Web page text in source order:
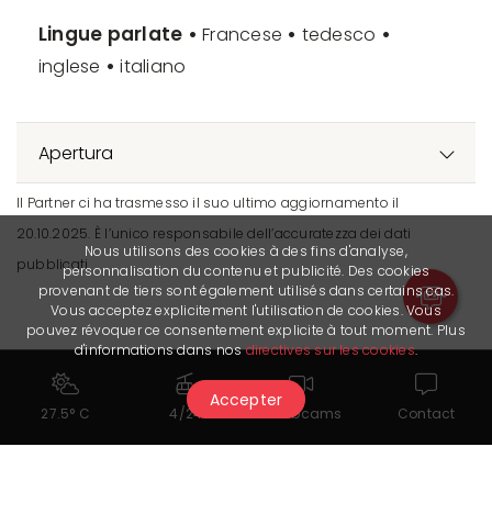
Lingue parlate •Francese • tedesco •
inglese •italiano
Apertura
Il Partner ci ha trasmesso il suo ultimo aggiornamento il
20.10.2025. È l’unico responsabile dell’accuratezza dei dati
pubblicati.
27.5° C 4/24 Webcams Contact
Nous utilisons des cookies à des fins d'analyse,
personnalisation du contenu et publicité. Des cookies
provenant de tiers sont également utilisés dans certains cas.
Vous acceptez explicitement l'utilisation de cookies. Vous
pouvez révoquer ce consentement explicite à tout moment. Plus
d'informations dans nosdirectives sur les cookies.
Accepter